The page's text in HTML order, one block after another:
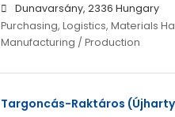
Dunavarsány, 2336 Hungary
Purchasing, Logistics, Materials
Manufacturing / Production
Targoncás-Raktáros